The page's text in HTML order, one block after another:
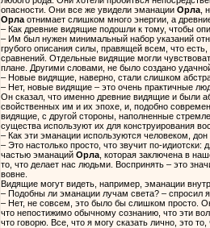
опасности. Они все же увидели эманации Орла,
Орлаотнимает слишком много энергии, а
– Как древние видящие подошли к тому, чтобы
– Им был нужен минимальный набор указаний
грубого описания силы, правящей всем, что
сравнений. Отдельные видящие могли
плане. Другими словами, не было создано
– Новые видящие, наверно, стали слишком
– Нет, новые видящие – это очень практичные
Он сказал, что именно древние видящие и были
свойственных им и их эпохе, и, подобно
видящие, с другой стороны, наполненные
существа используют их для конструирования
– Как эти эманации используются человеком, дон
– Это настолько просто, что звучит по-
частью эманаций Орла, которая заключена в
то, что делает нас людьми. Воспринять – это
вовне.
Видящие могут видеть, например, эманации
– Подобны ли эманации лучам света? – спросил
– Нет, не совсем, это было бы слишком просто.
что непостижимо обычному сознанию, что эти
что говорю. Все, что я могу сказать лично, это